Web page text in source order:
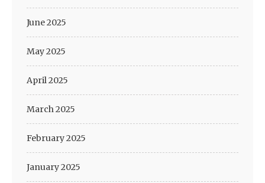
June 2025
May 2025
April 2025
March 2025
February 2025
January 2025